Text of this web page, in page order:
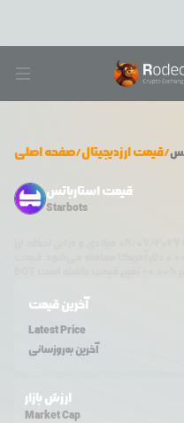
صفحه اصلی/قیمت ارزدیجیتال/
قیمت استارباتس
Starbots
آخرین قیمت
Latest Price
آخرین به‌روزسانی
ارزش بازار
Market Cap